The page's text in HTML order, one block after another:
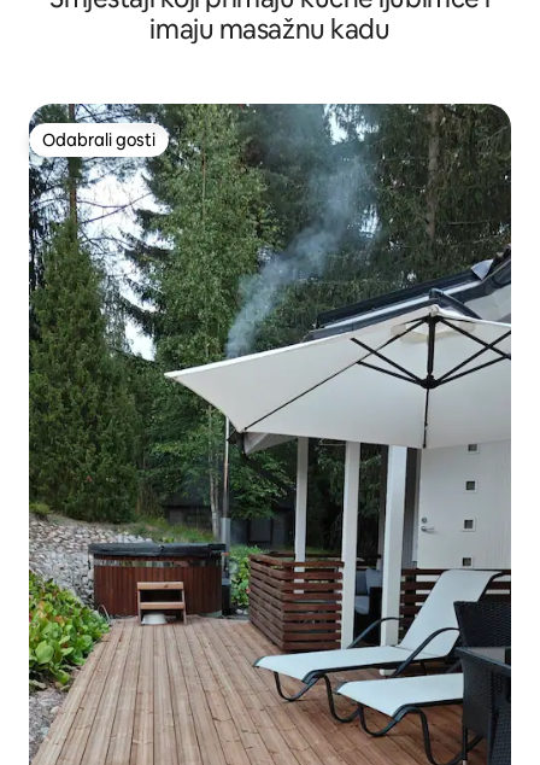
imaju masažnu kadu
Odabrali gosti
Odabrali gosti